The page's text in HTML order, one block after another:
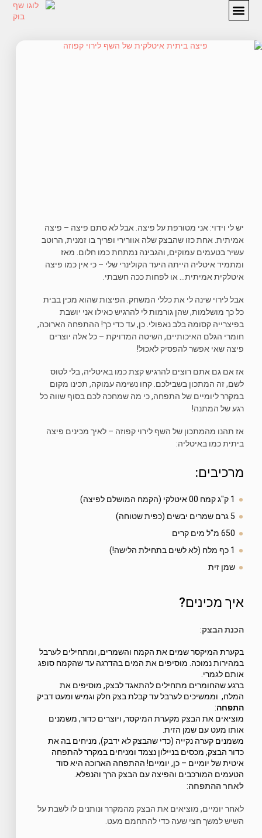
המלצות
יש לי וידוי: אני מטורפת על פיצה. אבל לא סתם פיצה – פיצה
אמיתית. אחת כזו שהבצק שלה אוורירי ופריך בו זמנית, הרוטב
עשיר בטעמים עמוקים, והגבינה נמתחת כמו חלום. מאז
ומתמיד איטליה הייתה היעד הקולינרי שלי – כי אין כמו פיצה
איטלקית אמיתית… או לפחות ככה חשבתי.
אבל לירוי שינה לי את כללי המשחק. הפיצות שהוא מכין בבית
כל כך מושלמות, שהן גורמות לי להרגיש כאילו אני יושבת
בפיצרייה קסומה בלב נאפולי. כן, עד כדי כך! ההתפחה הארוכה,
חומרי הגלם האיכותיים, השיטה המדויקת – כל אלה יוצרים
פיצה שאי אפשר להפסיק לאכול!
אז אם גם אתם רוצים להרגיש קצת כמו באיטליה, בלי לטוס
לשם, זה המתכון בשבילכם. קחו נשימה עמוקה, תכינו מקום
במקרר ליומיים של התפחה, כי מה שמחכה לכם בסוף שווה כל
רגע של המתנה!
אז תהנו מהמתכון של השף לירוי קפוזה – לאיך מכינים פיצה
ביתית כמו באיטליה:
מרכיבים:
1 ק"ג קמח 00 איטלקי (הקמח המושלם לפיצה)
5 גרם שמרים יבשים (כפית שטוחה)
650 מ"ל מים קרים
1 כף מלח (לא לשים בתחילת הלישה!)
שמן זית
איך מכינים?
הכנת הבצק:
בקערת המיקסר שמים את הקמח והשמרים, ומתחילים לערבל
במהירות נמוכה. מוסיפים את המים בהדרגה עד שהקמח סופג
אותם לגמרי.
ברגע שהחומרים מתחילים להתאגד לבצק, מוסיפים את
המלח, וממשיכים לערבל עד קבלת בצק חלק וגמיש ומעט דביק
התפחה:
מוציאים את הבצק מקערת המיקסר, ויוצרים כדור, משמנים
אותו מעט עם שמן הזית.
משמנים קערה נקייה (כדי שהבצק לא ידבק), מניחים בה את
כדור הבצק, מכסים בניילון נצמד ומניחים במקרר להתפחה
איטית של יומיים – כן, יומיים! ההתפחה הארוכה היא סוד
הטעמים המורכבים והפיצה עם הבצק הרך והנפלא.
לאחר ההתפחה:
לאחר יומיים, מוציאים את הבצק מהמקרר ונותנים לו לשבת על
השיש למשך חצי שעה כדי להתחמם מעט.